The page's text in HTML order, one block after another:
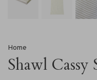
Home
Shawl Cassy